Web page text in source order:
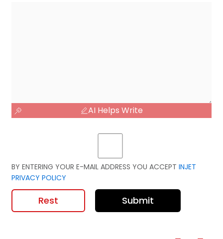
AI Helps Write
BY ENTERING YOUR E-MAIL ADDRESS YOU ACCEPT INJET
PRIVACY POLICY
Rest Submit